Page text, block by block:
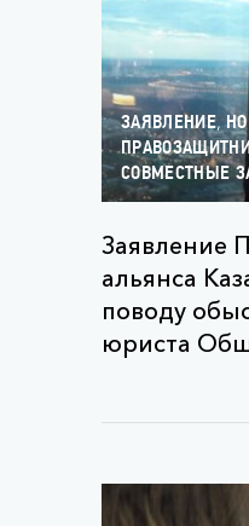
ЗАЯВЛЕНИЕ,
СОВМЕСТНЫЕ
Заявление
альянса
поводу
юриста